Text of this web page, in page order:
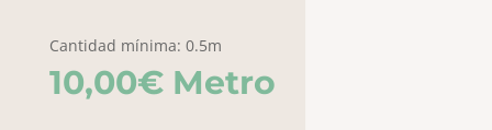
Cantidad mínima: 0.5m
10,00€ Metro